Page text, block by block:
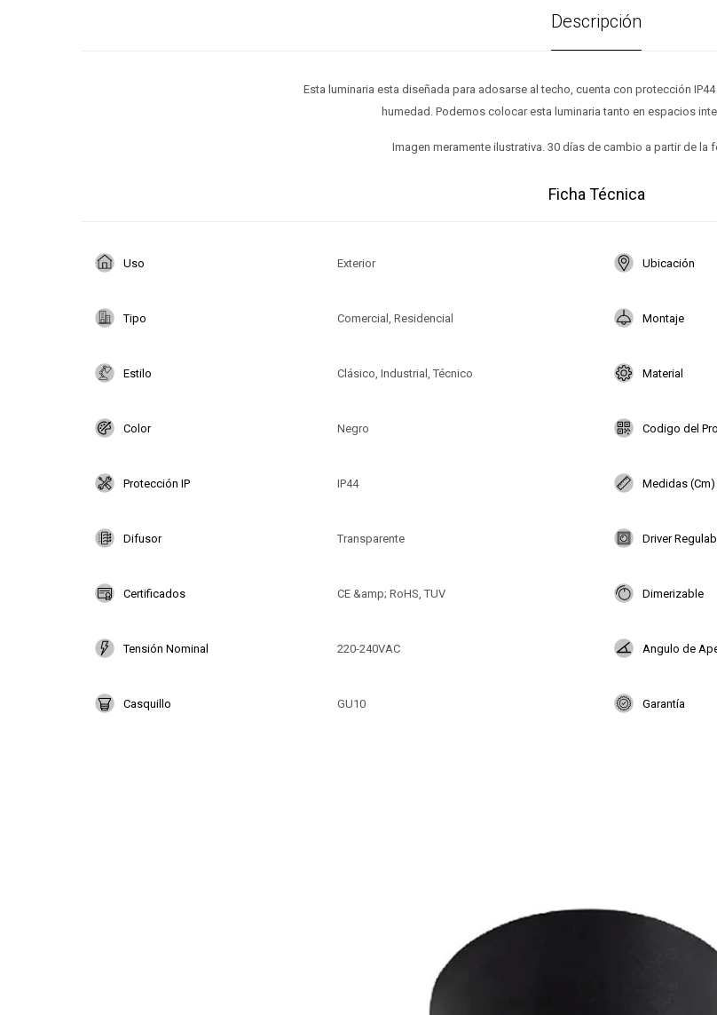
Descripción
Esta luminaria esta diseñada para adosarse al techo, cuenta con protección
humedad. Podemos colocar esta luminaria tanto en espacios
Imagen meramente ilustrativa. 30 días de cambio a partir de la
Ficha Técnica
Uso Exterior Ubicación
Tipo Comercial, Residencial Montaje
Estilo Clásico, Industrial, Técnico Material
Color Negro Codigo del
Protección IP IP44 Medidas (Cm)
Difusor Transparente Driver
Certificados CE &amp; RoHS, TUV Dimerizable
Tensión Nominal 220-240VAC Angulo de
Casquillo GU10 Garantía